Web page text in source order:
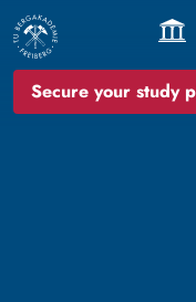
Secure your study